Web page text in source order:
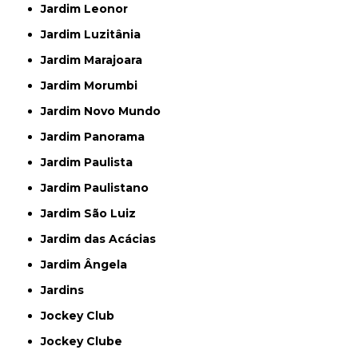
Jardim Leonor
Jardim Luzitânia
Jardim Marajoara
Jardim Morumbi
Jardim Novo Mundo
Jardim Panorama
Jardim Paulista
Jardim Paulistano
Jardim São Luiz
Jardim das Acácias
Jardim Ângela
Jardins
Jockey Club
Jockey Clube